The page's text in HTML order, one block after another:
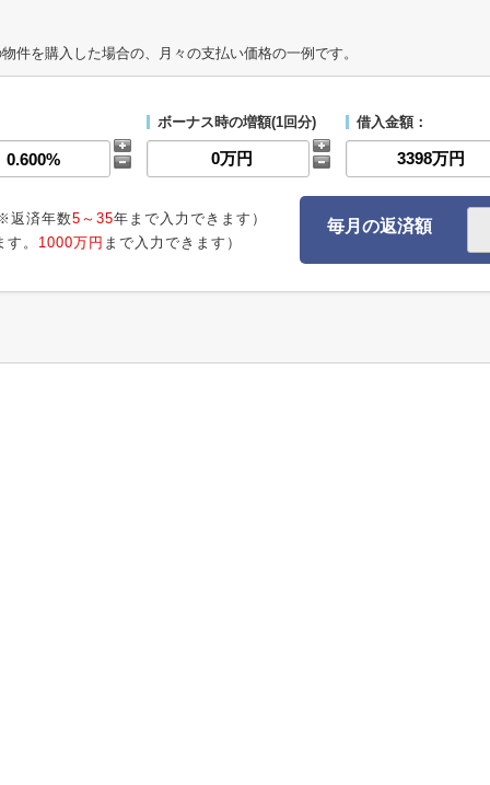
件を購入した場合の、月々の支払い価格の一例です。
ボーナス時の増額(1回分) 借入金額：
済年数5～35年まで入力できます）
。 1000万円 まで入力できます）
毎月の返済額